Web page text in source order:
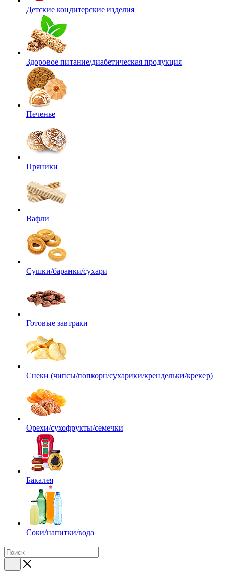
Детские кондитерские изделия
Здоровое питание/диабетическая продукция
Печенье
Пряники
Вафли
Сушки/баранки/сухари
Готовые завтраки
Снеки (чипсы/попкорн/сухарики/крендельки/крекер)
Орехи/сухофрукты/семечки
Бакалея
Соки/напитки/вода